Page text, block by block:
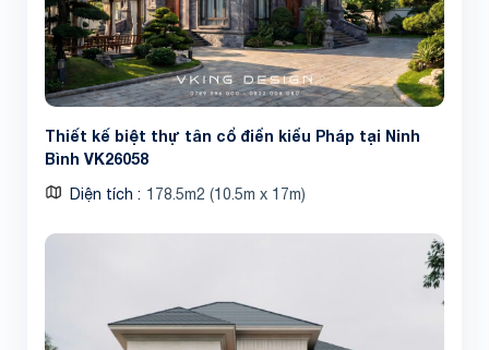
Thiết kế biệt thự tân cổ điển kiểu Pháp tại Ninh
Bình VK26058
Diện tích 178.5m2 (10.5m x 17m)